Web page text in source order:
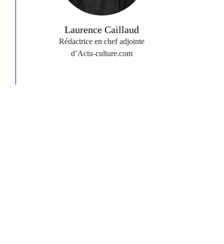
Laurence Caillaud
Rédactrice en chef adjointe
d’Actu‑culture.com